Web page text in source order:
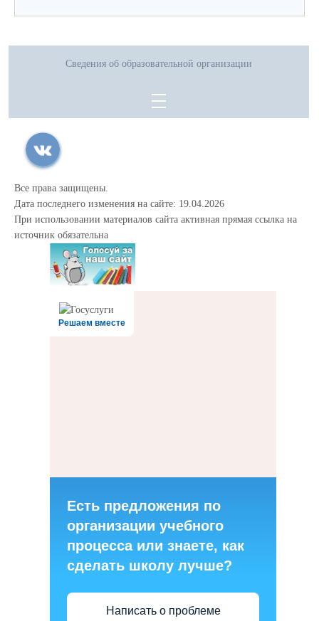
Сведения об образовательной организации
Все права защищены.
Дата последнего изменения на сайте: 19.04.2026
При использовании материалов сайта активная прямая ссылка на
источник обязательна
Решаем вместе
Есть предложения по
организации учебного
процесса или знаете, как
сделать школу лучше?
Написать о проблеме